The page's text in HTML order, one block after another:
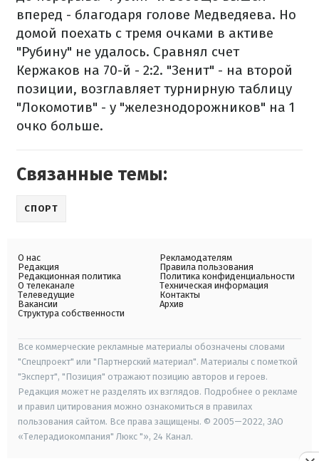
вперед - благодаря голове Медведяева. Но
домой поехать с тремя очками в активе
"Рубину" не удалось. Сравнял счет
Кержаков на 70-й - 2:2. "Зенит" - на второй
позиции, возглавляет турнирную таблицу
"Локомотив" - у "железнодорожников" на 1
очко больше.
Связанные темы:
СПОРТ
О нас
Редакция
Редакционная политика
О телеканале
Телеведущие
Вакансии
Структура собственности
Рекламодателям
Правила пользования
Политика конфиденциальности
Техническая информация
Контакты
Архив
Все коммерческие рекламные материалы обозначены словами
"Спецпроект" или "Партнерский материал". Материалы с пометкой
"Эксперт", "Позиция" отражают позицию авторов и героев.
Редакция может не разделять их взглядов. Подробнее о рекламе
и правил цитирования можно ознакомиться в правилах
пользования сайтом. Все права защищены. © 2005—2022, ЗАО
«Телерадиокомпания" Люкс "», 24 Канал.